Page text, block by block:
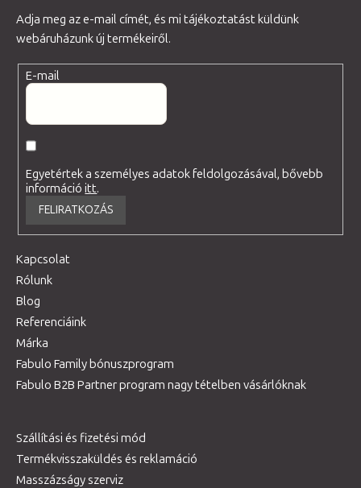
Adja meg az e-mail címét, és mi tájékoztatást küldünk
webáruházunk új termékeiről.
E-mail
Egyetértek a személyes adatok feldolgozásával, bővebb
információitt.
FELIRATKOZÁS
Kapcsolat
Rólunk
Blog
Referenciáink
Márka
Fabulo Family bónuszprogram
Fabulo B2B Partner program nagy tételben vásárlóknak
Szállítási és fizetési mód
Termékvisszaküldés és reklamáció
Masszázságy szerviz